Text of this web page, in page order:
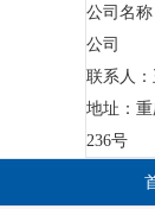
公司名
公司
联系人
地址：
236号